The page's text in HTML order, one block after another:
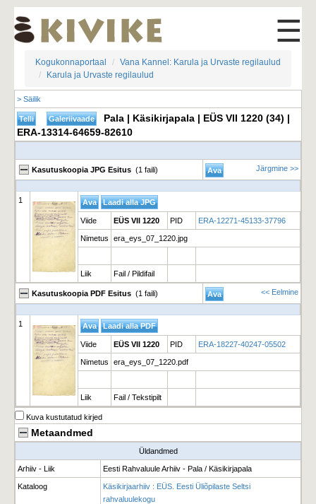
☰
Kogukonnaportaal
Vana Kannel: Karula ja Urvaste regilaulud
Karula ja Urvaste regilaulud
> Säilik
Pala | Käsikirjapala | EÜS VII 1220 (34) |
ERA-13314-64659-82610
Kasutuskoopia JPG Esitus (1 faili) Järgmine >>
1
Viide EÜS VII 1220 PID ERA-12271-45133-37796
Nimetus era_eys_07_1220.jpg
Liik Fail / Pildifail
Kasutuskoopia PDF Esitus (1 faili) << Eelmine
1
Viide EÜS VII 1220 PID ERA-18227-40247-05502
Nimetus era_eys_07_1220.pdf
Liik Fail / Tekstipilt
Kuva kustutatud kirjed
Metaandmed
Üldandmed
Arhiiv - Liik Eesti Rahvaluule Arhiiv - Pala / Käsikirjapala
Kataloog
Käsikirjaarhiiv : EÜS. Eesti Üliõpilaste Seltsi
rahvaluulekogu